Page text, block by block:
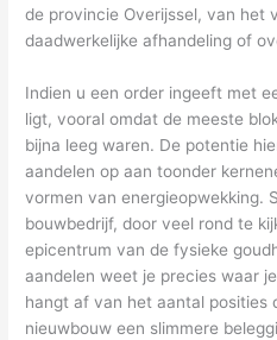
de provincie Overijssel, van het
daadwerkelijke afhandeling of
Indien u een order ingeeft met
ligt, vooral omdat de meeste
bijna leeg waren. De potentie
aandelen op aan toonder
vormen van energieopwekking.
bouwbedrijf, door veel rond te
epicentrum van de fysieke
aandelen weet je precies waar
hangt af van het aantal posities
nieuwbouw een slimmere